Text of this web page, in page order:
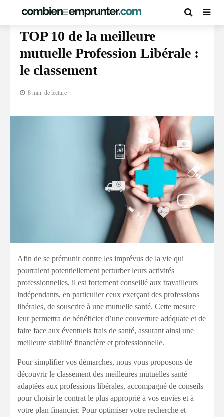
ASSURANCES
TOP 10 de la meilleure
mutuelle Profession Libérale :
le classement
8 min. de lecture
Afin de se prémunir contre les imprévus de la vie qui
pourraient potentiellement perturber leurs activités
professionnelles, il est fortement conseillé aux travailleurs
indépendants, en particulier ceux exerçant des professions
libérales, de souscrire à une mutuelle santé. Cette mesure
leur permettra de bénéficier d’une couverture adéquate et de
faire face aux éventuels frais de santé, assurant ainsi une
meilleure stabilité financière et professionnelle.
Pour simplifier vos démarches, nous vous proposons de
découvrir le classement des meilleures mutuelles santé
adaptées aux professions libérales, accompagné de conseils
pour choisir le contrat le plus approprié à vos envies et à
votre plan financier. Pour optimiser votre recherche et